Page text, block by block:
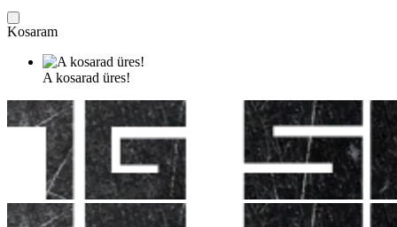
Kosaram
A kosarad üres!